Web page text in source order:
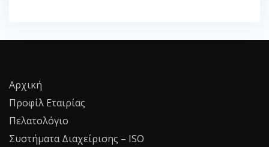
Αρχική
Προφίλ Εταιρίας
Πελατολόγιο
Συστήματα Διαχείρισης – ISO